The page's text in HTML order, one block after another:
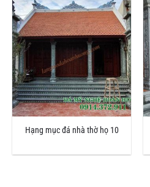
Hạng mục đá nhà thờ họ 10